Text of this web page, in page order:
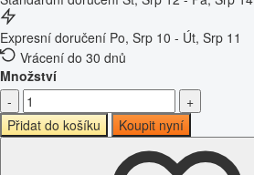
Expresní doručení Po, Srp 10 - Út, Srp 11
Vrácení do 30 dnů
Množství
-
+
Přidat do košíku
Koupit nyní